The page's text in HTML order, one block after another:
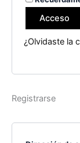
Acceso
¿Olvidaste la
Registrarse